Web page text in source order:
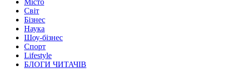
Місто
Світ
Бізнес
Наука
Шоу-бізнес
Спорт
Lifestyle
БЛОГИ ЧИТАЧІВ